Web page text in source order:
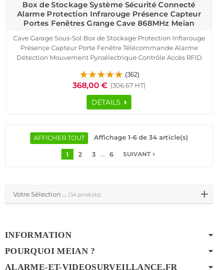
Votre Sélection ... (34 produits)
Box de Stockage Système Sécurité Connecté
Alarme Protection Infrarouge Présence Capteur
Portes Fenêtres Grange Cave 868MHz Meian
Cave Garage Sous-Sol Box de Stockage Protection Infrarouge
Présence Capteur Porte Fenêtre Télécommande Alarme
Détection Mouvement Pyroélectrique Contrôle Accès RFID
Ethernet TCP IP Réseau GSM
(362)
368,00 € (306.67 HT)
DÉTAILS
AFFICHER TOUT Affichage 1-6 de 34 article(s)
1 2 3 … 6 SUIVANTnavigate_next
INFORMATION
POURQUOI MEIAN ?
ALARME-ET-VIDEOSURVEILLANCE.FR